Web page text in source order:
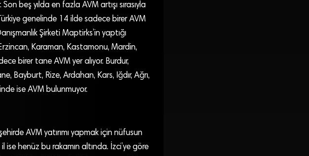
beş yılda en fazla AVM artışı sırasıyla
genelinde 14 ilde sadece birer AVM
Şirketi Maptirks’in yaptığı
Karaman, Kastamonu, Mardin,
birer tane AVM yer alıyor. Burdur,
Bayburt, Rize, Ardahan, Kars, Iğdır, Ağrı,
ise AVM bulunmuyor.
AVM yatırımı yapmak için nüfusun
henüz bu rakamın altında. İzci’ye göre